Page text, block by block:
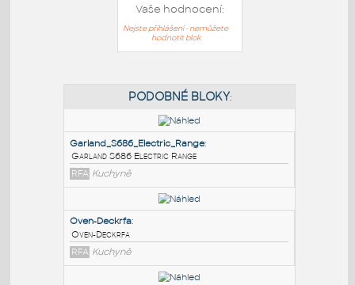
Vaše hodnocení:
Nejste přihlášeni - nemůžete
hodnotit blok
Garland_S686_Electric_Range